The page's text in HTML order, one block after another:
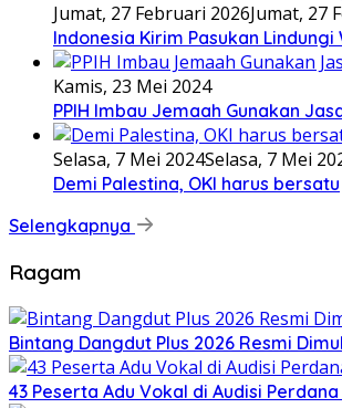
Jumat, 27 Februari 2026Jumat, 27
Indonesia Kirim Pasukan
Kamis, 23 Mei 2024
PPIH Imbau Jemaah Gunakan
Selasa, 7 Mei 2024Selasa, 7 Mei
Demi Palestina, OKI harus bersatu
Selengkapnya
Ragam
Bintang Dangdut Plus 2026 Resmi
43 Peserta Adu Vokal di Audisi